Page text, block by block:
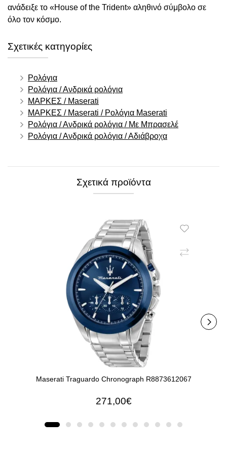
ανάδειξε το «House of the Trident» αληθινό σύμβολο σε
όλο τον κόσμο.
Σχετικές κατηγορίες
Ρολόγια
Ρολόγια / Ανδρικά ρολόγια
ΜΑΡΚΕΣ / Maserati
ΜΑΡΚΕΣ / Maserati / Ρολόγια Maserati
Ρολόγια / Ανδρικά ρολόγια / Με Μπρασελέ
Ρολόγια / Ανδρικά ρολόγια / Αδιάβροχα
Σχετικά προϊόντα
Maserati Traguardo Chronograph R8873612067
271,00€